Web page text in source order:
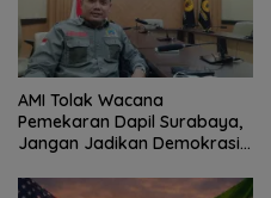
AMI Tolak Wacana
Pemekaran Dapil Surabaya,
Jangan Jadikan Demokrasi
Politik